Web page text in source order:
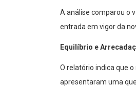
A análise comparou o
entrada em vigor da
Equilíbrio e
O relatório indica que
apresentaram uma